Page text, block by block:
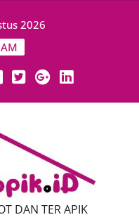
2026
DAN TER APIK